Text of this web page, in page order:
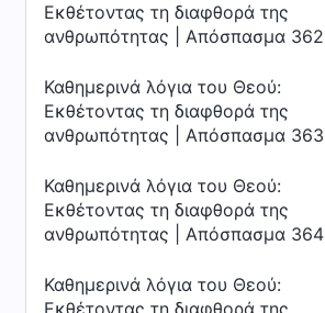
Εκθέτοντας τη διαφθορά της
ανθρωπότητας | Απόσπασμα 362
Καθημερινά λόγια του Θεού:
Εκθέτοντας τη διαφθορά της
ανθρωπότητας | Απόσπασμα 363
Καθημερινά λόγια του Θεού:
Εκθέτοντας τη διαφθορά της
ανθρωπότητας | Απόσπασμα 364
Καθημερινά λόγια του Θεού:
Εκθέτοντας τη διαφθορά της